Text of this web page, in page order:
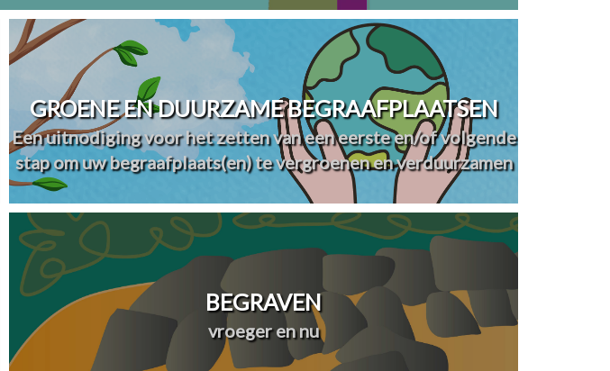
GROENE EN DUURZAME BEGRAAFPLAATSEN
Een uitnodiging voor het zetten van een eerste en/of volgende
stap om uw begraafplaats(en) te vergroenen en verduurzamen
BEGRAVEN
vroeger en nu